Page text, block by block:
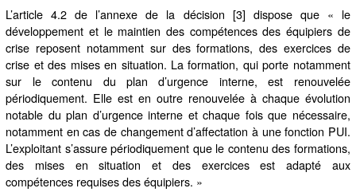
L’article 4.2 de l’annexe de la décision [3] dispose que « le
développement et le maintien des compétences des équipiers de
crise reposent notamment sur des formations, des exercices de
crise et des mises en situation. La formation, qui porte notamment
sur le contenu du plan d’urgence interne, est renouvelée
périodiquement. Elle est en outre renouvelée à chaque évolution
notable du plan d’urgence interne et chaque fois que nécessaire,
notamment en cas de changement d’affectation à une fonction PUI.
L’exploitant s’assure périodiquement que le contenu des formations,
des mises en situation et des exercices est adapté aux
compétences requises des équipiers. »